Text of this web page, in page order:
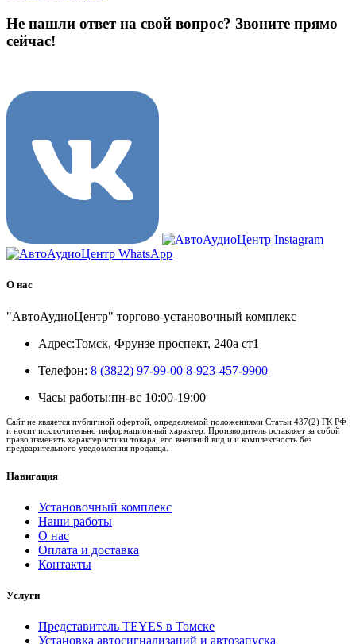
Не нашли ответ на свой вопрос? Звоните прямо
сейчас!
О нас
"АвтоАудиоЦентр" торгово-установочный комплекс
Адрес:Томск, Фрунзе проспект, 240а ст1
Телефон: 8 (3822) 97-99-00 8-923-457-9900
Часы работы:пн-вс 10:00-19:00
Сайт не является публичной офертой, определяемой положениями Статьи 437(2) ГК РФ
и носит исключительно информационный характер. Производитель оставляет за собой
право изменять характеристики товара, его внешний вид и и комплектность без
предварительного уведомления продавца.
Навигация
Установочный комплекс
Наши работы
О нас
Оплата и доставка
Контакты
Услуги
Представитель TEYES в Томске
Установка автосигнализаций и автозапуска